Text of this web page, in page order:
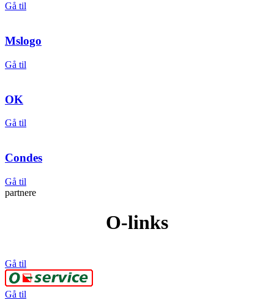
Gå til
Mslogo
Gå til
OK
Gå til
Condes
Gå til
partnere
O-links
Gå til
Gå til